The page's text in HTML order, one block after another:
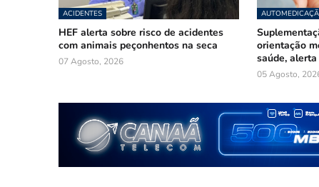
ACIDENTES
HEF alerta sobre risco de acidentes
com animais peçonhentos na seca
07 Agosto, 2026
orientação
saúde,
05 Agosto,